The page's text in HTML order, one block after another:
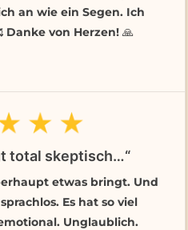
an wie ein Segen. Ich
von Herzen! 🙏
total skeptisch…“
etwas bringt. Und
Es hat so viel
Unglaublich.